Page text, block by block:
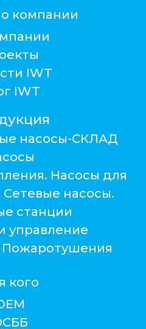
компании
IWT
IWT
насосы-СКЛАД
Насосы для
насосы.
станции
управление
Пожаротушения
кого